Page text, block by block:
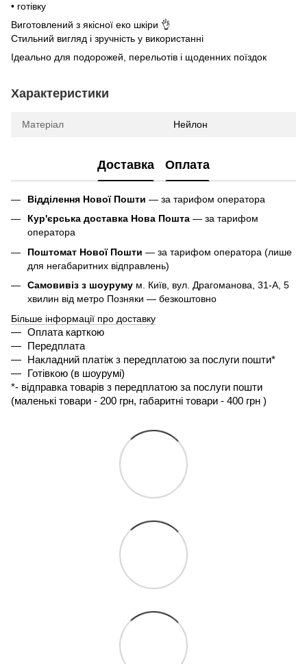
• готівку
Виготовлений з якісної еко шкіри 👌
Стильний вигляд і зручність у використанні
Ідеально для подорожей, перельотів і щоденних поїздок
Характеристики
Матеріал Нейлон
Доставка Оплата
Відділення Нової Пошти — за тарифом оператора
Кур'єрська доставка Нова Пошта — за тарифом
оператора
Поштомат Нової Пошти — за тарифом оператора (лише
для негабаритних відправлень)
Самовивіз з шоуруму м. Київ, вул. Драгоманова, 31-А, 5
хвилин від метро Позняки — безкоштовно
Більше інформації про доставку
Оплата карткою
Передплата
Накладний платіж з передплатою за послуги пошти*
Готівкою (в шоурумі)
*- відправка товарів з передплатою за послуги пошти
(маленькі товари - 200 грн, габаритні товари - 400 грн )